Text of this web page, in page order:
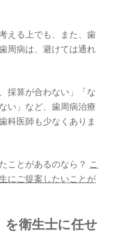
える上でも、また、歯
周病は、避けては通れ
採算が合わない」「な
い」など、歯周病治療
科医師も少なくありま
ことがあるのなら？ こ
にご提案したいことが
衛生士に任せ